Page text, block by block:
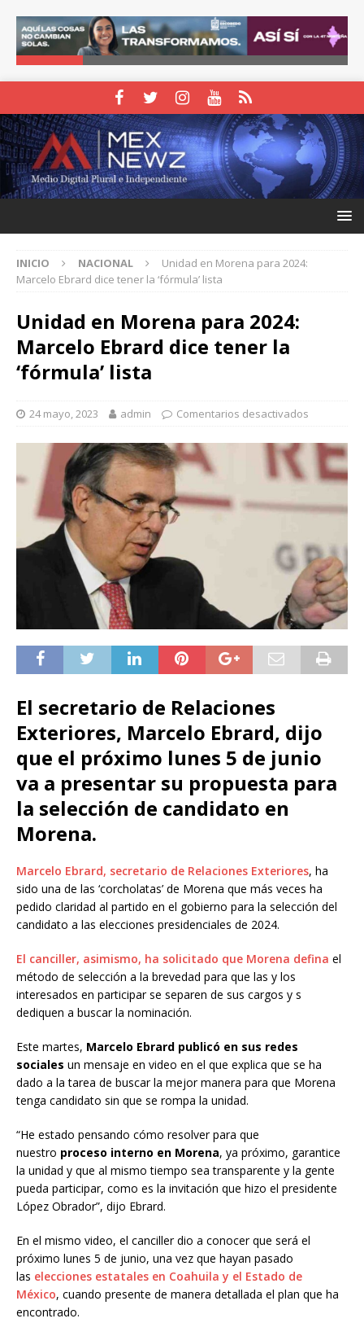
INICIO NACIONAL
Unidad en Morena para 2024:
Marcelo Ebrard dice tener la ‘fórmula’ lista
Unidad en Morena para 2024:
Marcelo Ebrard dice tener la
‘fórmula’ lista
24 mayo, 2023 admin Comentarios desactivados
El secretario de Relaciones
Exteriores, Marcelo Ebrard, dijo
que el próximo lunes 5 de junio
va a presentar su propuesta para
la selección de candidato en
Morena.
Marcelo Ebrard, secretario de Relaciones Exteriores, ha
sido una de las ‘corcholatas’ de Morena que más veces ha
pedido claridad al partido en el gobierno para la selección del
candidato a las elecciones presidenciales de 2024.
El canciller, asimismo, ha solicitado que Morena defina el
método de selección a la brevedad para que las y los
interesados en participar se separen de sus cargos y s
dediquen a buscar la nominación.
Este martes, Marcelo Ebrard publicó en sus redes
sociales un mensaje en video en el que explica que se ha
dado a la tarea de buscar la mejor manera para que Morena
tenga candidato sin que se rompa la unidad.
“He estado pensando cómo resolver para que
nuestro proceso interno en Morena, ya próximo, garantice
la unidad y que al mismo tiempo sea transparente y la gente
pueda participar, como es la invitación que hizo el presidente
López Obrador”, dijo Ebrard.
En el mismo video, el canciller dio a conocer que será el
próximo lunes 5 de junio, una vez que hayan pasado
las elecciones estatales en Coahuila y el Estado de
México, cuando presente de manera detallada el plan que ha
encontrado.